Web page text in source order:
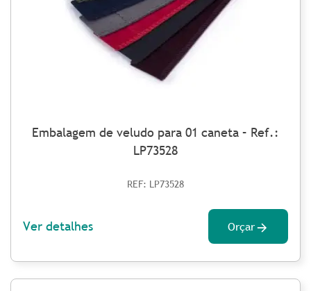
Embalagem de veludo para 01 caneta – Ref.:
LP73528
REF: LP73528
Ver detalhes Orçar